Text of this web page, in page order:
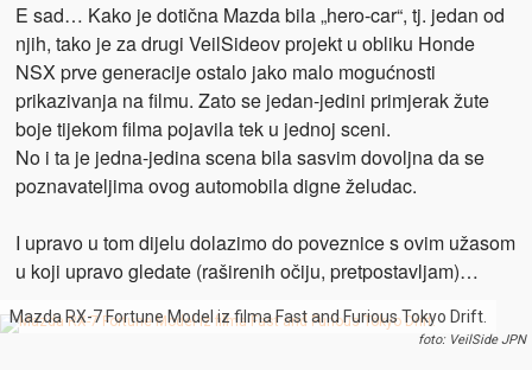
E sad… Kako je dotična Mazda bila „hero-car“, tj. jedan od
njih, tako je za drugi VeilSideov projekt u obliku Honde
NSX prve generacije ostalo jako malo mogućnosti
prikazivanja na filmu. Zato se jedan-jedini primjerak žute
boje tijekom filma pojavila tek u jednoj sceni.
No i ta je jedna-jedina scena bila sasvim dovoljna da se
poznavateljima ovog automobila digne želudac.
I upravo u tom dijelu dolazimo do poveznice s ovim užasom
u koji upravo gledate (raširenih očiju, pretpostavljam)…
Mazda RX-7 Fortune Model iz filma Fast and Furious Tokyo Drift.
foto: VeilSide JPN